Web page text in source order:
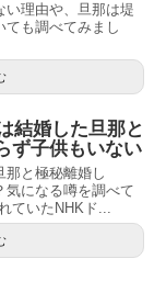
い理由や、旦那は堤
ても調べてみまし
結婚した旦那と
ず子供もいない
那と極秘離婚し
気になる噂を調べて
ていたNHKド...